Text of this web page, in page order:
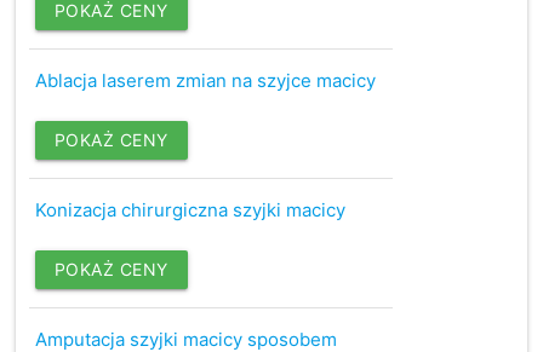
POKAŻ CENY
Ablacja laserem zmian na szyjce macicy
POKAŻ CENY
Konizacja chirurgiczna szyjki macicy
POKAŻ CENY
Amputacja szyjki macicy sposobem